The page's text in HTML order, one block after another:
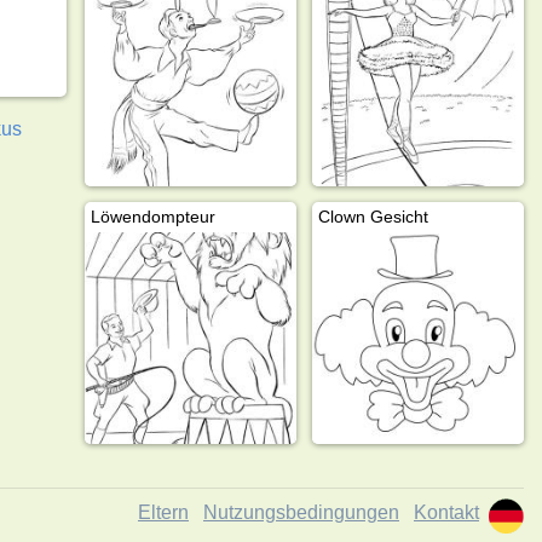
Löwendompteur Clown Gesicht
Eltern Nutzungsbedingungen Kontakt